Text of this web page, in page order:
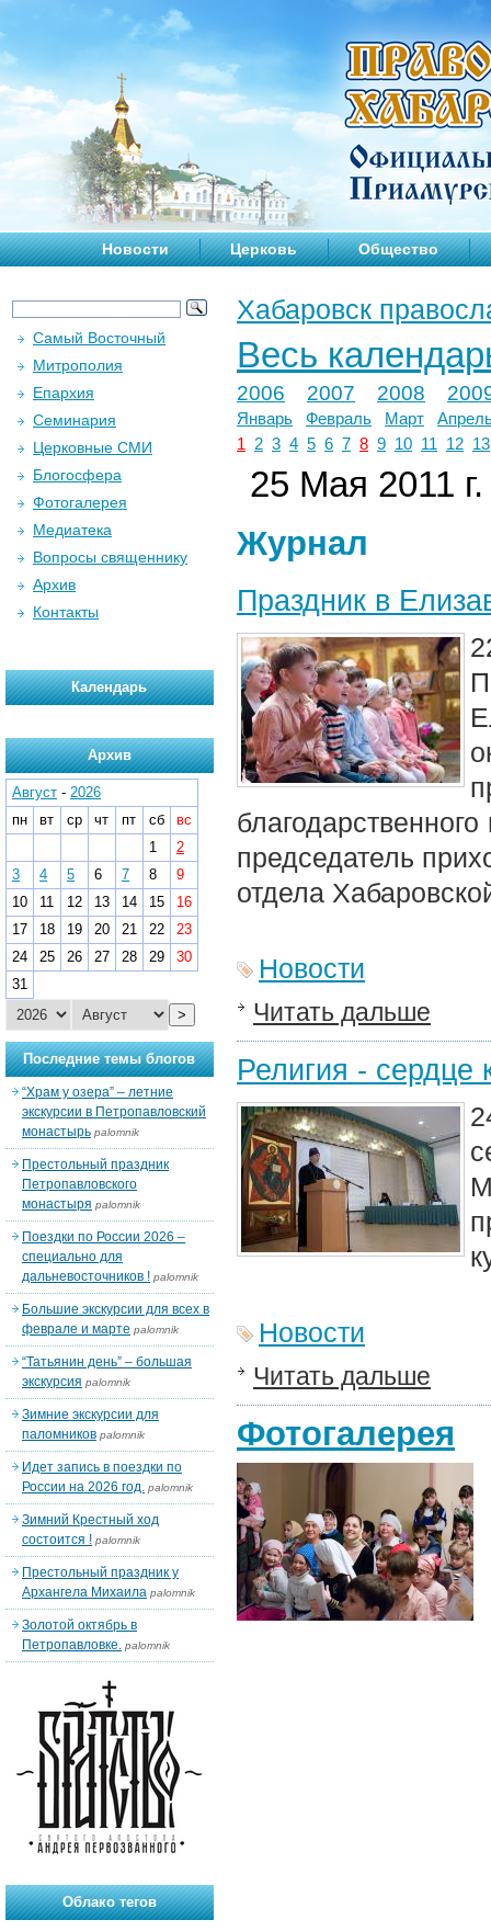
Новости Церковь Общество
Хабаровск
Весь
2006 2007 2008
Январь Февраль Март
1
2 3 4 5 6 7 8 9 10 11 12 13
25 Мая 2011 г.
Журнал
Праздник в
председатель
отдела
Новости
Читать дальше
Религия - сердце
Новости
Читать дальше
Фотогалерея
Самый Восточный
Митрополия
Епархия
Семинария
Церковные СМИ
Блогосфера
Фотогалерея
Медиатека
Вопросы священнику
Архив
Контакты
Календарь
Архив
Август - 2026
пн
вт ср чт пт сб
вс
1
2
3
4 5 6 7 8
9
10
11 12 13 14 15
16
17
18 19 20 21 22
23
24
25 26 27 28 29
30
31
>
Последние темы блогов
“Храм у озера” – летние
экскурсии в Петропавловский
монастырь palomnik
Престольный праздник
Петропавловского
монастыря palomnik
Поездки по России 2026 –
специально для
дальневосточников ! palomnik
Большие экскурсии для всех в
феврале и марте palomnik
“Татьянин день” – большая
экскурсия palomnik
Зимние экскурсии для
паломников palomnik
Идет запись в поездки по
России на 2026 год. palomnik
Зимний Крестный ход
состоится ! palomnik
Престольный праздник у
Архангела Михаила palomnik
Золотой октябрь в
Петропавловке. palomnik
Облако тегов